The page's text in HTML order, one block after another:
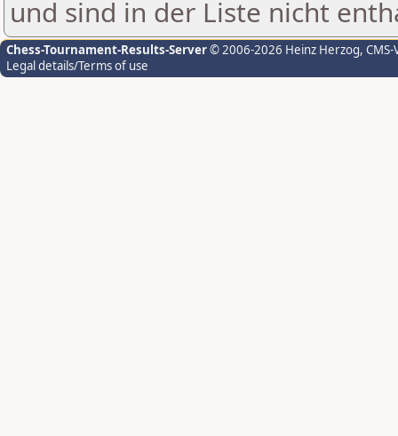
und sind in der Liste nicht
Chess-Tournament-Results-Server© 2006-2026 Heinz Herzog,
Legal details/Terms of use